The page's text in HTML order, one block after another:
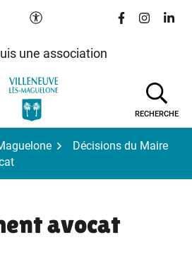
Paramètres d'accessibilité
Lien vers le
Lien vers
Lien
une association
RECHERCHE
Décisions du Maire
avocat